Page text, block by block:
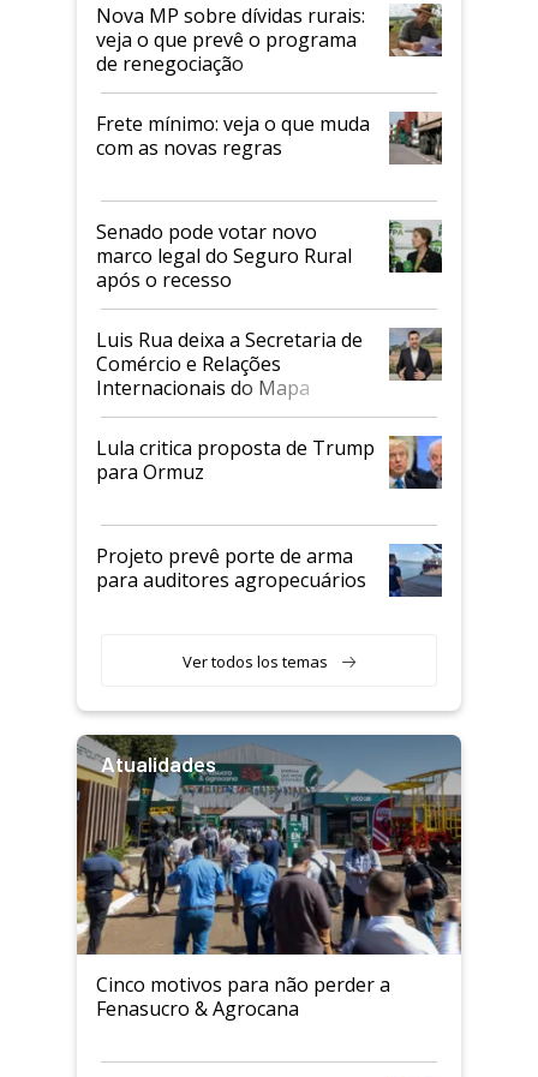
Nova MP sobre dívidas rurais:
veja o que prevê o programa
de renegociação
Frete mínimo: veja o que muda
com as novas regras
Senado pode votar novo
marco legal do Seguro Rural
após o recesso
Luis Rua deixa a Secretaria de
Comércio e Relações
Internacionais do Mapa
Lula critica proposta de Trump
para Ormuz
Projeto prevê porte de arma
para auditores agropecuários
Ver todos los temas
Atualidades
Cinco motivos para não perder a
Fenasucro & Agrocana